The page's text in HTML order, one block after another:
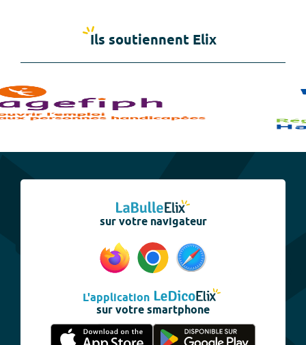
Ils soutiennent Elix
sur votre navigateur
L'application
sur votre smartphone